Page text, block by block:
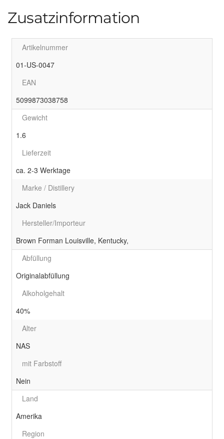
Zusatzinformation
Artikelnummer
01-US-0047
EAN
5099873038758
Gewicht
1.6
Lieferzeit
ca. 2-3 Werktage
Marke / Distillery
Jack Daniels
Hersteller/Importeur
Brown Forman Louisville, Kentucky,
Abfüllung
Originalabfüllung
Alkoholgehalt
40%
Alter
NAS
mit Farbstoff
Nein
Land
Amerika
Region